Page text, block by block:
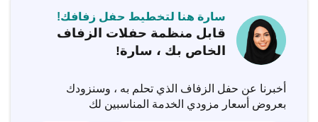
سارة هنا لتخطيط حفل زفافك!
قابل منظمة حفلات الزفاف
الخاص بك ، سارة!
أخبرنا عن حفل الزفاف الذي تحلم به ، وسنزودك
بعروض أسعار مزودي الخدمة المناسبين لك